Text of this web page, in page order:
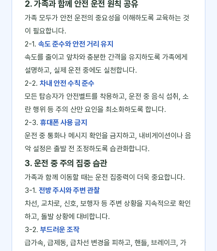
2. 가족과 함께 안전 운전 원칙 공유
가족 모두가 안전 운전의 중요성을 이해하도록 교육하는 것
이 필요합니다.
2-1. 속도 준수와 안전 거리 유지
속도를 줄이고 앞차와 충분한 간격을 유지하도록 가족에게
설명하고, 실제 운전 중에도 실천합니다.
2-2. 차내 안전 수칙 준수
모든 탑승자가 안전벨트를 착용하고, 운전 중 음식 섭취, 소
란 행위 등 주의 산만 요인을 최소화하도록 합니다.
2-3. 휴대폰 사용 금지
운전 중 통화나 메시지 확인을 금지하고, 내비게이션이나 음
악 설정은 출발 전 조정하도록 습관화합니다.
3. 운전 중 주의 집중 습관
가족과 함께 이동할 때는 운전 집중력이 더욱 중요합니다.
3-1. 전방 주시와 주변 관찰
차선, 교차로, 신호, 보행자 등 주변 상황을 지속적으로 확인
하고, 돌발 상황에 대비합니다.
3-2. 부드러운 조작
급가속, 급제동, 급차선 변경을 피하고, 핸들, 브레이크, 가